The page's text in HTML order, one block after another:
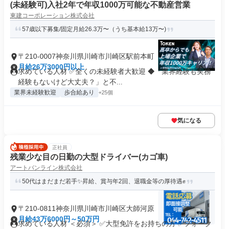
(未経験可)入社2年で年収1000万可能な不動産営業
東建コーポレーション株式会社
57歳以下募集/固定月給26.3万〜（うち基本給13万〜)
〒210-0007神奈川県川崎市川崎区駅前本町
月給26万3000円以上
求めている人材 ✅全くの未経験者大歓迎 ◆「業界経験も実務
経験もないけど大丈夫？」と不...
業界未経験歓迎 歩合給あり +25個
気になる
正社員
残業少な目の日勤の大型ドライバー(カゴ車)
アートバンライン株式会社
50代はまだまだ若手✨昇給、賞与年2回、退職金等の厚待遇✊
〒210-0811神奈川県川崎市川崎区大師河原
月給43万6000円～50万円
求めている人材 ＜必須＞ ✅大型免許をお持ちの方 ✅フォーク